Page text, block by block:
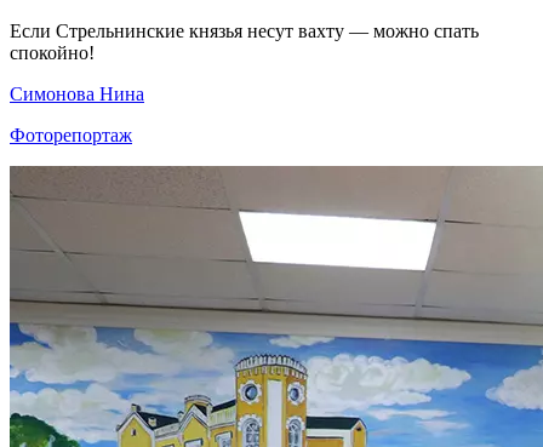
Если Стрельнинские князья несут вахту — можно спать
спокойно!
Симонова Нина
Фоторепортаж